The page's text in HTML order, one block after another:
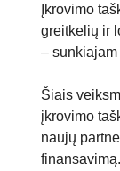
Įkrovimo
greitkelių ir
–
Šiais
įkrovimo
naujų